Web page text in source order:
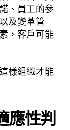
、員工的參
及變革管
，客戶可能
樣組織才能
應性判